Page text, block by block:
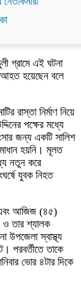
গ্রামে এই ঘটনা
হয়েছেন বলে
রাস্তা নির্মাণ নিয়ে
পক্ষের মধ্যে
জন্য একটি সালিশ
হয়নি। মূলত
নতুন করে
যুবক নিহত
এবং আজিজ (৪৫)
ও তার শ্যালক
উপজেলা স্বাস্থ্য
পরবর্তীতে তাকে
ভোর ৪টার দিকে